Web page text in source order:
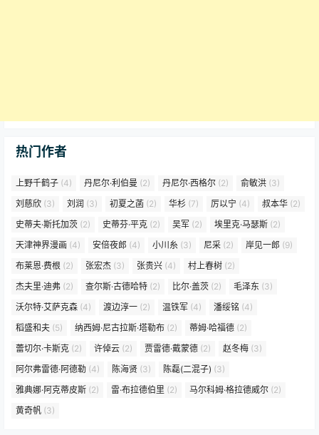
热门作者
上野千鹤子 (4) 丹尼尔·利伯曼 (2) 丹尼尔·西格尔 (2) 俞敏洪 (3)
刘慈欣 (3) 刘润 (3) 初夏之菡 (2) 华杉 (7) 厉以宁 (4) 叔本华 (2)
史蒂夫·斯托加茨 (2) 史蒂芬·平克 (2) 吴军 (2) 埃里克·马瑟斯 (2)
天津神界漫画 (4) 安倍夜郎 (4) 小川糸 (3) 尼采 (2) 岸见一郎 (9)
布莱恩·费根 (2) 张宏杰 (3) 张贵兴 (4) 村上春树 (2)
杰夫里·迪弗 (2) 查尔斯·古德哈特 (2) 比尔·盖茨 (2) 毛泽东 (3)
沃尔特·艾萨克森 (4) 渡边淳一 (2) 温铁军 (4) 潘绥铭 (4)
稻盛和夫 (5) 纳西姆·尼古拉斯·塔勒布 (2) 蒂姆·哈福德 (2)
蕾切尔·卡斯克 (2) 许倬云 (2) 贾雷德·戴蒙德 (2) 赵冬梅 (3)
阿尔弗雷德·阿德勒 (4) 陈海贤 (3) 陈磊(二混子) (3)
雅典娜·阿克蒂皮斯 (2) 雷·布拉德伯里 (2) 马尔科姆·格拉德威尔 (2)
黄奇帆 (3)